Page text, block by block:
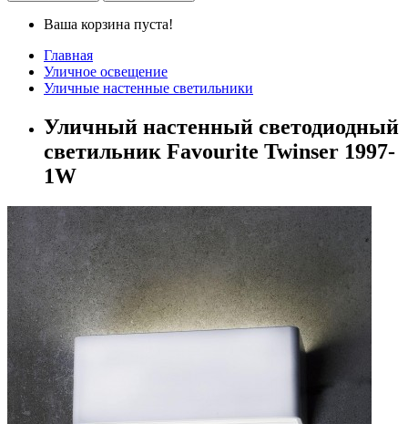
Ваша корзина пуста!
Главная
Уличное освещение
Уличные настенные светильники
Уличный настенный светодиодный
светильник Favourite Twinser 1997-
1W